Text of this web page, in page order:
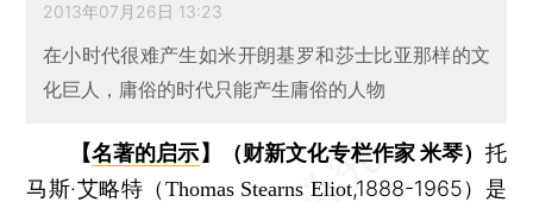
2013年07月26日 13:23
在小时代很难产生如米开朗基罗和莎士比亚那样的文
化巨人，庸俗的时代只能产生庸俗的人物
【名著的启示】（财新文化专栏作家 米琴） 托
马斯·艾略特（ Thomas Stearns Eliot,1888-1965）是